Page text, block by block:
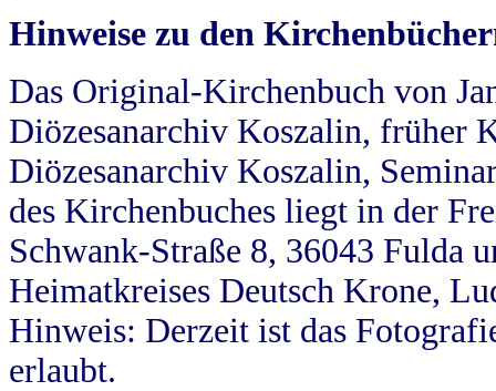
Hinweise zu den
Das Original-Kirchenbuch von
Diözesanarchiv Koszalin, früher
Diözesanarchiv Koszalin,
des Kirchenbuches liegt in der
Schwank-Straße 8, 36043 Fulda
Heimatkreises Deutsch Krone,
Hinweis: Derzeit ist das
erlaubt.